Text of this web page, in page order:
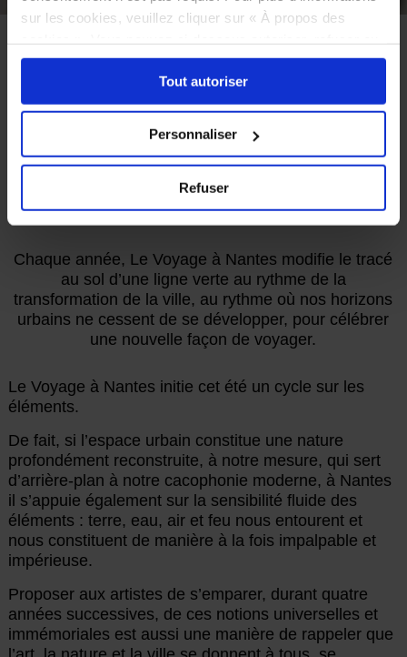
sur les cookies, veuillez cliquer sur « À propos des
sélectionner les cookies selon les finalités via l'onglet
« Détails ». À tout moment, vous pouvez modifier votre
choix en cliquant sur le lien « Cookies » en bas des
Tout autoriser
Personnaliser
Refuser
ACCUEIL AGENDA GRANDS ÉVÉNEMENTS
GRAND ÉVÉNEMENT
Le Voyage estival
4 Juillet — 6 Septembre 2026
Chaque année, Le Voyage à Nantes modifie le tracé
au sol d’une ligne verte au rythme de la
transformation de la ville, au rythme où nos horizons
urbains ne cessent de se développer, pour célébrer
une nouvelle façon de voyager.
Le Voyage à Nantes initie cet été un cycle sur les
éléments.
De fait, si l’espace urbain constitue une nature
profondément reconstruite, à notre mesure, qui sert
d’arrière-plan à notre cacophonie moderne, à Nantes
il s’appuie également sur la sensibilité fluide des
éléments : terre, eau, air et feu nous entourent et
nous constituent de manière à la fois impalpable et
impérieuse.
Proposer aux artistes de s’emparer, durant quatre
années successives, de ces notions universelles et
immémoriales est aussi une manière de rappeler que